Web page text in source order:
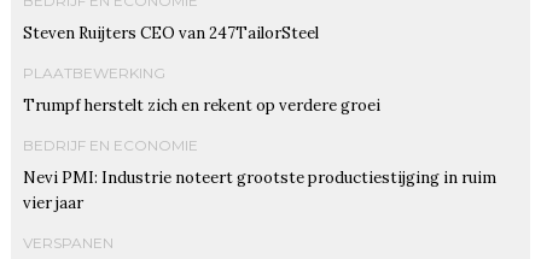
Steven Ruijters CEO van 247TailorSteel
PLAATBEWERKING
Trumpf herstelt zich en rekent op verdere groei
BEDRIJF EN ECONOMIE
Nevi PMI: Industrie noteert grootste productiestijging in ruim
vier jaar
VERSPANEN